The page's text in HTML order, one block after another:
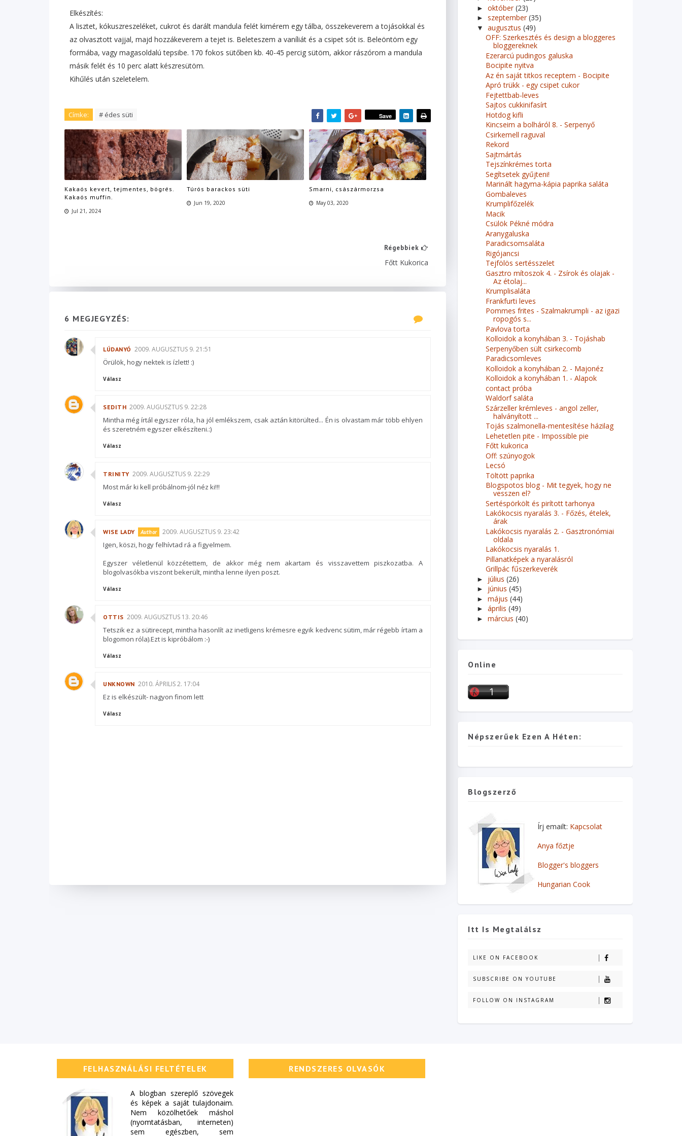
Elkészítés:
A lisztet, kókuszreszeléket, cukrot és darált mandula felét kimérem egy tálba, összekeverem a tojásokkal és
az olvasztott vajjal, majd hozzákeverem a tejet is. Beleteszem a vaníliát és a csipet sót is. Beleöntöm egy
formába, vagy magasoldalú tepsibe. 170 fokos sütőben kb. 40-45 percig sütöm, akkor rászórom a mandula
másik felét és 10 perc alatt készresütöm.
Kihűlés után szeletelem.
Címke: # édes süti Save
Kakaós kevert, tejmentes, bögrés.
Kakaós muffin.
Jul 21, 2024
Túrós barackos süti
Jun 19, 2020
Smarni, császármorzsa
May 03, 2020
Régebbiek
Főtt Kukorica
6 MEGJEGYZÉS:
LÚDANYÓ 2009. AUGUSZTUS 9. 21:51
Örülök, hogy nektek is ízlett! :)
Válasz
SEDITH 2009. AUGUSZTUS 9. 22:28
Mintha még írtál egyszer róla, ha jól emlékszem, csak aztán kitörülted... Én is olvastam már több ehlyen
és szeretném egyszer elkészíteni.:)
Válasz
TRINITY 2009. AUGUSZTUS 9. 22:29
Most már ki kell próbálnom-jól néz ki!!!
Válasz
WISE LADY 2009. AUGUSZTUS 9. 23:42
Igen, köszi, hogy felhívtad rá a figyelmem.
Egyszer véletlenül közzétettem, de akkor még nem akartam és visszavettem piszkozatba. A
blogolvasókba viszont bekerült, mintha lenne ilyen poszt.
Válasz
OTTIS 2009. AUGUSZTUS 13. 20:46
Tetszik ez a sütirecept, mintha hasonlít az inetligens krémesre egyik kedvenc sütim, már régebb írtam a
blogomon róla).Ezt is kipróbálom :-)
Válasz
UNKNOWN 2010. ÁPRILIS 2. 17:04
Ez is elkészült- nagyon finom lett
Válasz
► október(23)
► szeptember(35)
▼ augusztus (49)
OFF: Szerkesztés és design a bloggeres
bloggereknek
Ezerarcú pudingos galuska
Bocipite nyitva
Az én saját titkos receptem - Bocipite
Apró trükk - egy csipet cukor
Fejtettbab-leves
Sajtos cukkinifasírt
Hotdog kifli
Kincseim a bolháról 8. - Serpenyő
Csirkemell raguval
Rekord
Sajtmártás
Tejszínkrémes torta
Segítsetek gyűjteni!
Marinált hagyma-kápia paprika saláta
Gombaleves
Krumplifőzelék
Macik
Csülök Pékné módra
Aranygaluska
Paradicsomsaláta
Rigójancsi
Tejfölös sertésszelet
Gasztro mítoszok 4. - Zsírok és olajak -
Az étolaj...
Krumplisaláta
Frankfurti leves
Pommes frites - Szalmakrumpli - az igazi
ropogós s...
Pavlova torta
Kolloidok a konyhában 3. - Tojáshab
Serpenyőben sült csirkecomb
Paradicsomleves
Kolloidok a konyhában 2. - Majonéz
Kolloidok a konyhában 1. - Alapok
contact próba
Waldorf saláta
Szárzeller krémleves - angol zeller,
halványított ...
Tojás szalmonella-mentesítése házilag
Lehetetlen pite - Impossible pie
Főtt kukorica
Off: szúnyogok
Lecsó
Töltött paprika
Blogspotos blog - Mit tegyek, hogy ne
vesszen el?
Sertéspörkölt és pirított tarhonya
Lakókocsis nyaralás 3. - Főzés, ételek,
árak
Lakókocsis nyaralás 2. - Gasztronómiai
oldala
Lakókocsis nyaralás 1.
Pillanatképek a nyaralásról
Grillpác fűszerkeverék
► július (26)
► június (45)
► május (44)
► április (49)
► március (40)
Online
Népszerűek Ezen A Héten:
Blogszerző
Írj emailt: Kapcsolat
Anya főztje
Blogger's bloggers
Hungarian Cook
Itt Is Megtalálsz
LIKE ON FACEBOOK
SUBSCRIBE ON YOUTUBE
FOLLOW ON INSTAGRAM
FELHASZNÁLÁSI FELTÉTELEK
A blogban szereplő szövegek
és képek a saját tulajdonaim.
Nem közölhetőek máshol
(nyomtatásban, interneten)
sem egészben, sem
RENDSZERES OLVASÓK